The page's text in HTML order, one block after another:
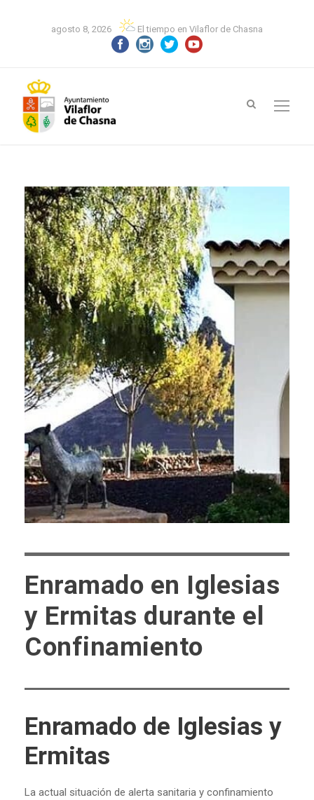
agosto 8, 2026 El tiempo en Vilaflor de Chasna
Enramado en Iglesias
y Ermitas durante el
Confinamiento
Enramado de Iglesias y
Ermitas
La actual situación de alerta sanitaria y confinamiento